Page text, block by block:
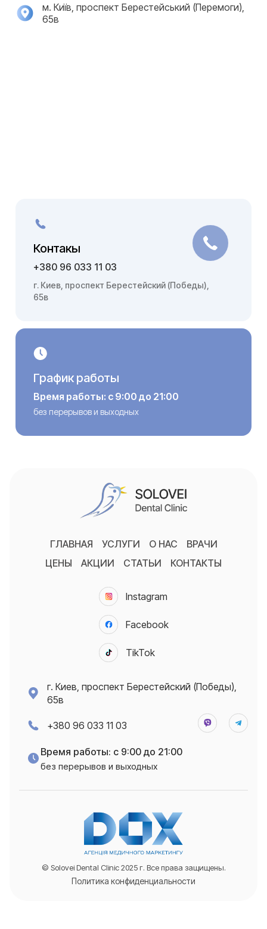
м. Київ, проспект Берестейський (Перемоги),
65в
Контакы
+380 96 033 11 03
г. Киев, проспект Берестейский (Победы),
65в
График работы
Время работы: с 9:00 до 21:00
без перерывов и выходных
ГЛАВНАЯ УСЛУГИ О НАС
ВРАЧИ
ЦЕНЫ
АКЦИИ СТАТЬИ КОНТАКТЫ
Instagram
Facebook
TikTok
г. Киев, проспект Берестейский (Победы),
65в
+380 96 033 11 03
Время работы: с 9:00 до 21:00
без перерывов и выходных
© Solovei Dental Clinic 2025 г. Все права защищены.
Политика конфиденциальности